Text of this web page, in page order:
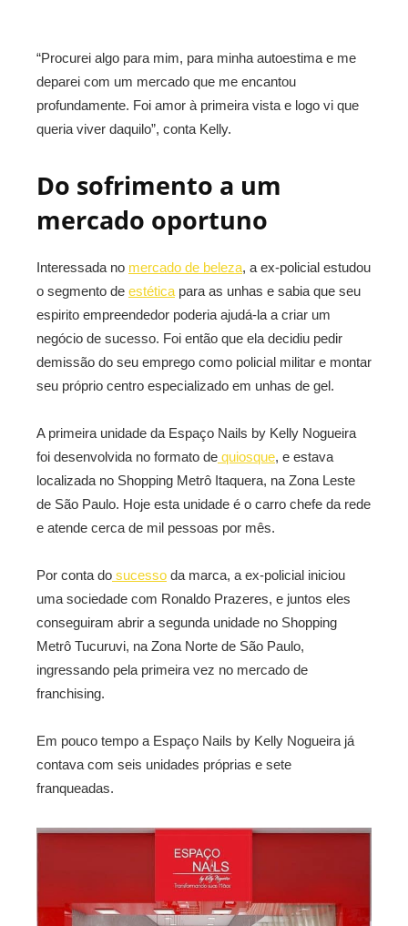
“Procurei algo para mim, para minha autoestima e me
deparei com um mercado que me encantou
profundamente. Foi amor à primeira vista e logo vi que
queria viver daquilo”, conta Kelly.
Do sofrimento a um
mercado oportuno
Interessada no mercado de beleza, a ex-policial estudou
o segmento de estética para as unhas e sabia que seu
espirito empreendedor poderia ajudá-la a criar um
negócio de sucesso. Foi então que ela decidiu pedir
demissão do seu emprego como policial militar e montar
seu próprio centro especializado em unhas de gel.
A primeira unidade da Espaço Nails by Kelly Nogueira
foi desenvolvida no formato de quiosque, e estava
localizada no Shopping Metrô Itaquera, na Zona Leste
de São Paulo. Hoje esta unidade é o carro chefe da rede
e atende cerca de mil pessoas por mês.
Por conta do sucesso da marca, a ex-policial iniciou
uma sociedade com Ronaldo Prazeres, e juntos eles
conseguiram abrir a segunda unidade no Shopping
Metrô Tucuruvi, na Zona Norte de São Paulo,
ingressando pela primeira vez no mercado de
franchising.
Em pouco tempo a Espaço Nails by Kelly Nogueira já
contava com seis unidades próprias e sete
franqueadas.